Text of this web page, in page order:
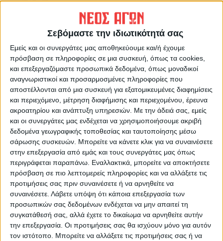
Σεβόμαστε την ιδιωτικότητά σας
Εμείς και οι συνεργάτες μας αποθηκεύουμε και/ή έχουμε
πρόσβαση σε πληροφορίες σε μια συσκευή, όπως τα cookies,
και επεξεργαζόμαστε προσωπικά δεδομένα, όπως μοναδικοί
αναγνωριστικοί και προσαρμοσμένες πληροφορίες που
αποστέλλονται από μια συσκευή για εξατομικευμένες διαφημίσεις
και περιεχόμενο, μέτρηση διαφήμισης και περιεχομένου, έρευνα
ακροατηρίου και ανάπτυξη υπηρεσιών. Με την άδειά σας, εμείς
και οι συνεργάτες μας ενδέχεται να χρησιμοποιήσουμε ακριβή
δεδομένα γεωγραφικής τοποθεσίας και ταυτοποίησης μέσω
σάρωσης συσκευών. Μπορείτε να κάνετε κλικ για να συναινέσετε
στην επεξεργασία από εμάς και τους συνεργάτες μας όπως
περιγράφεται παραπάνω. Εναλλακτικά, μπορείτε να αποκτήσετε
πρόσβαση σε πιο λεπτομερείς πληροφορίες και να αλλάξετε τις
προτιμήσεις σας πριν συναινέσετε ή να αρνηθείτε να
συναινέσετε. Λάβετε υπόψη ότι κάποια επεξεργασία των
προσωπικών σας δεδομένων ενδέχεται να μην απαιτεί τη
συγκατάθεσή σας, αλλά έχετε το δικαίωμα να αρνηθείτε αυτήν
την επεξεργασία. Οι προτιμήσεις σας θα ισχύουν μόνο για αυτόν
τον ιστότοπο. Μπορείτε να αλλάξετε τις προτιμήσεις σας ή να
Όλες οι εξελίξεις στην περιοχή της
Καρδίτσας και ευρύτερα της Θεσσαλίας
ΠΡΟΗΓΟΥΜΕΝΟ ΑΡΘΡΟ
Δεν είναι πολυτέλεια
ΕΠΟΜΕΝΟ ΑΡΘΡΟ
Λευτέρης Αυγενάκης στη
συνάντηση της ΔΟΒ στη
Λάρισα: Το βαμβάκι είναι
εθνικό προϊόν και θα το
στηρίξουμε (ΦΩΤΟ)
ΝΕΟΣ ΑΓΩΝ
https://neosagon.gr